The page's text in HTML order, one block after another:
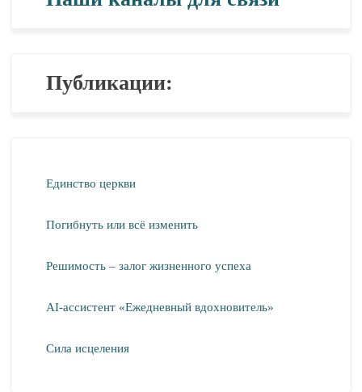
Публикации:
Единство церкви
Погибнуть или всё изменить
Решимость – залог жизненного успеха
AI-ассистент «Ежедневный вдохновитель»
Сила исцеления